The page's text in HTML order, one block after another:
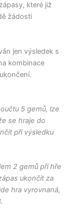
které již
žádosti
jen výsledek s
kombinace
5 gemů, lze
se hraje do
při výsledku
2 gemů při hře
ukončit za
hra vyrovnaná,